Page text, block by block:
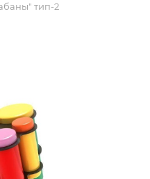
тип-2